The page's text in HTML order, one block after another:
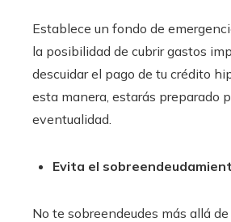
Establece un fondo de
la posibilidad de cubrir gastos
descuidar el pago de tu crédito
esta manera, estarás preparado
eventualidad.
Evita el
No te sobreendeudes más allá